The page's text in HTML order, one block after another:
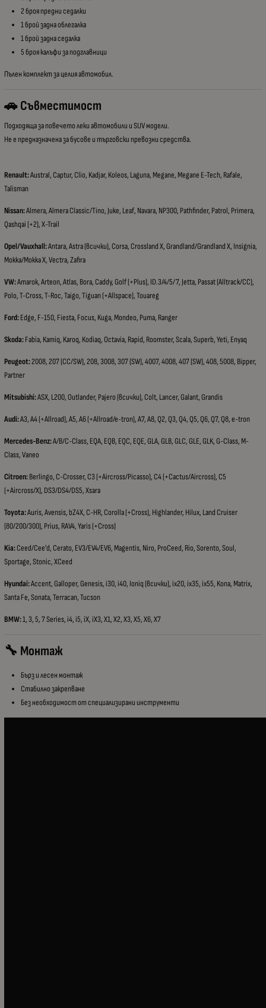
2 броя предни седалки
1 брой задна облегалка
1 брой задна седалка
5 броя калъфи за подглавници
Пълен комплект за целия автомобил.
🚗 Съвместимост
Подходяща за повечето леки автомобили и SUV модели.
Не е предназначена за бусове и търговски превозни средства.
Renault:Austral, Captur, Clio, Kadjar, Koleos, Laguna, Megane, Megane E-Tech, Rafale,
Talisman
Nissan:Almera, Almera Classic/Tino, Juke, Leaf, Navara, NP300, Pathfinder, Patrol, Primera,
Qashqai (+2), X-Trail
Opel/Vauxhall:Antara, Astra (всички), Corsa, Crossland X, Grandland/Grandland X, Insignia,
Mokka/Mokka X, Vectra, Zafira
VW:Amarok, Arteon, Atlas, Bora, Caddy, Golf (+Plus), ID.3/4/5/7, Jetta, Passat (Alltrack/CC),
Polo, T-Cross, T-Roc, Taigo, Tiguan (+Allspace), Touareg
Ford:Edge, F-150, Fiesta, Focus, Kuga, Mondeo, Puma, Ranger
Skoda:Fabia, Kamiq, Karoq, Kodiaq, Octavia, Rapid, Roomster, Scala, Superb, Yeti, Enyaq
Peugeot:2008, 207 (CC/SW), 208, 3008, 307 (SW), 4007, 4008, 407 (SW), 408, 5008, Bipper,
Partner
Mitsubishi:ASX, L200, Outlander, Pajero (всички), Colt, Lancer, Galant, Grandis
Audi:A3, A4 (+Allroad), A5, A6 (+Allroad/e-tron), A7, A8, Q2, Q3, Q4, Q5, Q6, Q7, Q8, e-tron
Mercedes-Benz:A/B/C-Class, EQA, EQB, EQC, EQE, GLA, GLB, GLC, GLE, GLK, G-Class, M-
Class, Vaneo
Citroen:Berlingo, C-Crosser, C3 (+Aircross/Picasso), C4 (+Cactus/Aircross), C5
(+Aircross/X), DS3/DS4/DS5, Xsara
Toyota:Auris, Avensis, bZ4X, C-HR, Corolla (+Cross), Highlander, Hilux, Land Cruiser
(80/200/300), Prius, RAV4, Yaris (+Cross)
Kia:Ceed/Cee’d, Cerato, EV3/EV4/EV6, Magentis, Niro, ProCeed, Rio, Sorento, Soul,
Sportage, Stonic, XCeed
Hyundai:Accent, Galloper, Genesis, i30, i40, Ioniq (всички), ix20, ix35, ix55, Kona, Matrix,
Santa Fe, Sonata, Terracan, Tucson
BMW:1, 3, 5, 7 Series, i4, i5, iX, iX3, X1, X2, X3, X5, X6, X7
🔧 Монтаж
Бърз и лесен монтаж
Стабилно закрепване
Без необходимост от специализирани инструменти